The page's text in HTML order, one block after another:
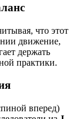
что этот
движение,
держать
практики.
вперед)